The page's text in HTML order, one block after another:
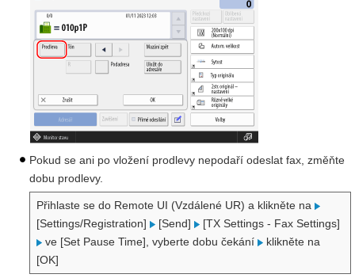
Pokud se ani po vložení prodlevy nepodaří odeslat fax, změňte
dobu prodlevy.
Přihlaste se do Remote UI (Vzdálené UR) a klikněte na
[Settings/Registration]
[Send]
[TX Settings - Fax Settings]
ve [Set Pause Time], vyberte dobu čekání
klikněte na
[OK]